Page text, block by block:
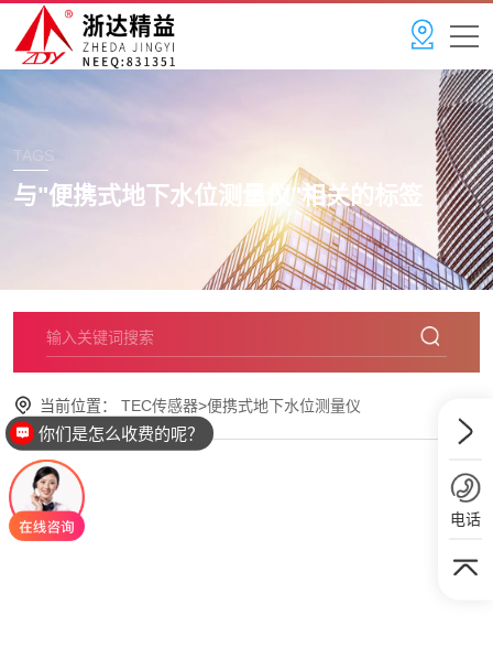
与"便携式地下水位测量仪"相关的标签
当前位置： TEC传感器>便携式地下水位测量仪
电话
你们是怎么收费的呢？